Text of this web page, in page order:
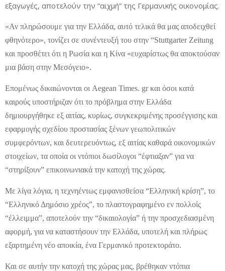
εξαγωγές, αποτελούν την “αιχμή” της Γερμανικής οικονομίας.
«Αν πληρώσουμε για την Ελλάδα, αυτό τελικά θα μας αποδειχθεί
φθηνότερο», τονίζει σε συνέντευξή του στην “Stuttgarter Zeitung
και προσθέτει ότι η Ρωσία και η Κίνα «ευχαρίστως θα αποκτούσαν
μια βάση στην Μεσόγειο».
Επομένως δικαιώνονται οι Aegean Times. gr και όσοι κατά
καιρούς υποστήριζαν ότι το πρόβλημα στην Ελλάδα
δημιουργήθηκε εξ αιτίας, κυρίως, συγκεκριμένης προσέγγισης και
εφαρμογής σχεδίου προστασίας ξένων γεωπολιτικών
συμφερόντων, και δευτερευόντως, εξ αιτίας καθαρά οικονομικών
στοιχείων, τα οποία οι ντόπιοι δωσίλογοι “έφτιαξαν” για να
“στηρίξουν” επικοινωνιακά την κατοχή της χώρας.
Με λίγα λόγια, η τεχνηέντως εμφανισθείσα “Ελληνική κρίση”, το
“Ελληνικό Δημόσιο χρέος”, το πλαστογραφημένο εν πολλοίς
“έλλειμμα”, αποτελούν την “δικαιολογία” ή την προσχεδιασμένη
αφορμή, για να καταστήσουν την Ελλάδα, υποτελή και πλήρως
εξαρτημένη νέο αποικία, ένα Γερμανικό προτεκτοράτο.
Και σε αυτήν την κατοχή της χώρας μας, βρέθηκαν ντόπια